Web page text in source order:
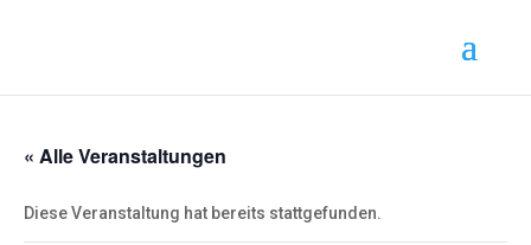
« Alle Veranstaltungen
Diese Veranstaltung hat bereits stattgefunden.